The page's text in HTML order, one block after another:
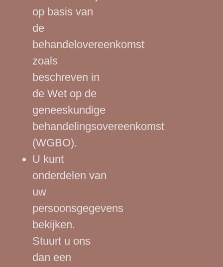
op basis van
de
behandelovereenkomst
zoals
beschreven in
de Wet op de
geneeskundige
behandelingsovereenkomst
(WGBO).
U kunt
onderdelen van
uw
persoonsgegevens
bekijken.
Stuurt u ons
dan een